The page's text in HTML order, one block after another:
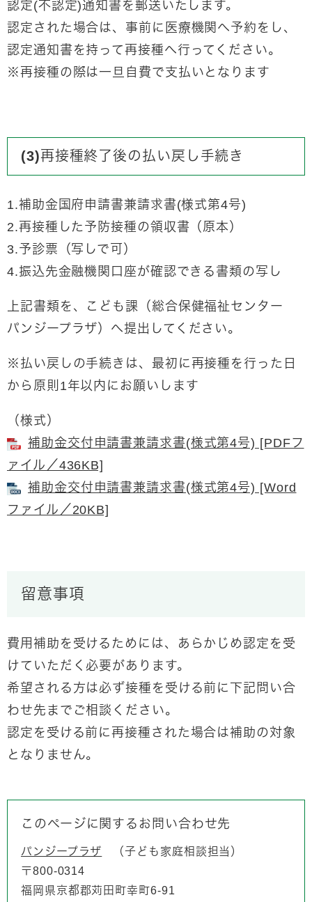
認定(不認定)通知書を郵送いたします。
認定された場合は、事前に医療機関へ予約をし、
認定通知書を持って再接種へ行ってください。
※再接種の際は一旦自費で支払いとなります
(3)再接種終了後の払い戻し手続き
1.補助金国府申請書兼請求書(様式第4号)
2.再接種した予防接種の領収書（原本）
3.予診票（写しで可）
4.振込先金融機関口座が確認できる書類の写し
上記書類を、こども課（総合保健福祉センター
パンジープラザ）へ提出してください。
※払い戻しの手続きは、最初に再接種を行った日
から原則1年以内にお願いします
（様式）
補助金交付申請書兼請求書(様式第4号) [PDFフ
ァイル／436KB]
補助金交付申請書兼請求書(様式第4号) [Word
ファイル／20KB]
留意事項
費用補助を受けるためには、あらかじめ認定を受
けていただく必要があります。
希望される方は必ず接種を受ける前に下記問い合
わせ先までご相談ください。
認定を受ける前に再接種された場合は補助の対象
となりません。
このページに関するお問い合わせ先
パンジープラザ
子ども家庭相談担当
〒800-0314
福岡県京都郡苅田町幸町6-91